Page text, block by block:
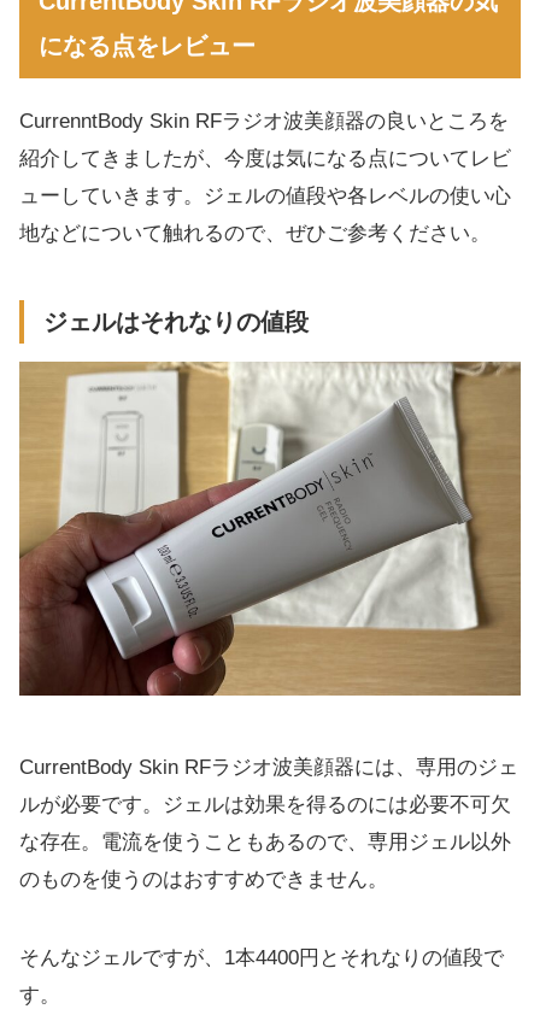
になる点をレビュー
CurrenntBody Skin RFラジオ波美顔器の良いところを
紹介してきましたが、今度は気になる点についてレビ
ューしていきます。ジェルの値段や各レベルの使い心
地などについて触れるので、ぜひご参考ください。
ジェルはそれなりの値段
CurrentBody Skin RFラジオ波美顔器には、専用のジェ
ルが必要です。ジェルは効果を得るのには必要不可欠
な存在。電流を使うこともあるので、専用ジェル以外
のものを使うのはおすすめできません。
そんなジェルですが、1本4400円とそれなりの値段で
す。